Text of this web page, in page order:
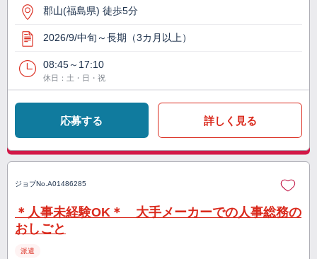
郡山(福島県) 徒歩5分
2026/9/中旬～長期（3カ月以上）
08:45～17:10
休日：土・日・祝
応募する 詳しく見る
ジョブNo. A01486285
＊人事未経験OK＊ 大手メーカーでの人事総務の
おしごと
派遣